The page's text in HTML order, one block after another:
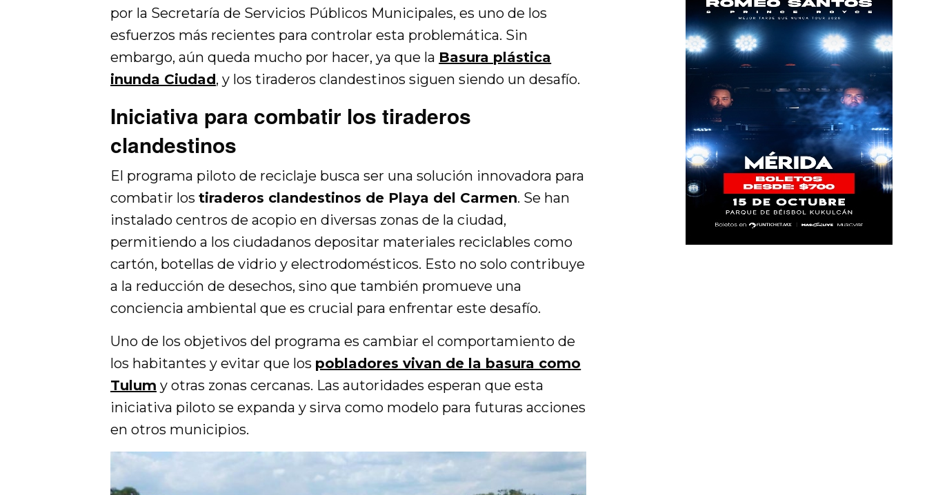
por la Secretaría de Servicios Públicos Municipales, es uno de los
esfuerzos más recientes para controlar esta problemática. Sin
embargo, aún queda mucho por hacer, ya que la Basura plástica
inunda Ciudad, y los tiraderos clandestinos siguen siendo un desafío.
Iniciativa para combatir los tiraderos
clandestinos
El programa piloto de reciclaje busca ser una solución innovadora para
combatir lostiraderos clandestinos de Playa del Carmen. Se han
instalado centros de acopio en diversas zonas de la ciudad,
permitiendo a los ciudadanos depositar materiales reciclables como
cartón, botellas de vidrio y electrodomésticos. Esto no solo contribuye
a la reducción de desechos, sino que también promueve una
conciencia ambiental que es crucial para enfrentar este desafío.
Uno de los objetivos del programa es cambiar el comportamiento de
los habitantes y evitar que los pobladores vivan de la basura como
Tulum y otras zonas cercanas. Las autoridades esperan que esta
iniciativa piloto se expanda y sirva como modelo para futuras acciones
en otros municipios.